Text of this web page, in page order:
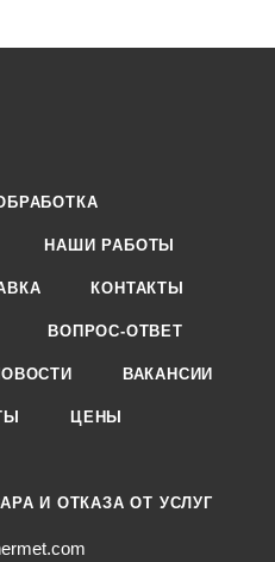
НАШИ РАБОТЫ
КОНТАКТЫ
ВОПРОС-ОТВЕТ
ВАКАНСИИ
ЦЕНЫ
И ОТКАЗА ОТ УСЛУГ